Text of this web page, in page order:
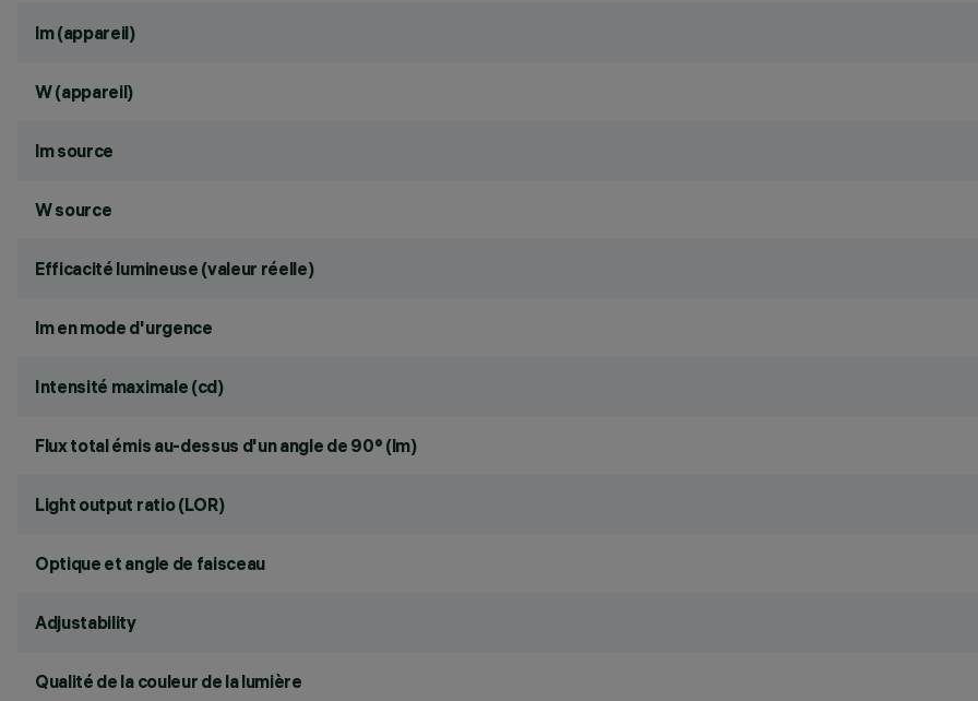
lm (appareil)
W (appareil)
lm source
W source
Efficacité lumineuse (valeur réelle)
lm en mode d'urgence
Intensité maximale (cd)
Flux total émis au-dessus d'un angle de 90° (lm)
Light output ratio (LOR)
Optique et angle de faisceau
Adjustability
Qualité de la couleur de la lumière